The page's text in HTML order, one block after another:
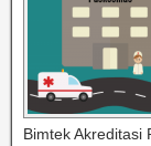
Bimtek Akreditasi